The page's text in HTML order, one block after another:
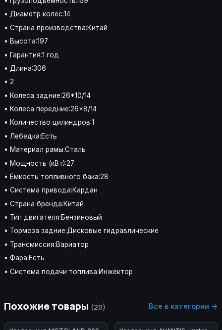
• Диаметр колес:14
• Страна производства:Китай
• Высота:197
• Гарантия:1 год
• Длина:306
• 2
• Колеса задние:26*10/14
• Колеса передние:26×8/14
• Количество цилиндров:1
• Лебедка:Есть
• Материал рамы:Сталь
• Мощность (кВт):27
• Ёмкость топливного бака:28
• Система привода:Кардан
• Страна бренда:Китай
• Тип двигателя:Бензиновый
• Тормоза задние:Дисковые гидравлические
• Трансмиссия:Вариатор
• Фара:Есть
• Система подачи топлива:Инжектор
Похожие товары (20) Все в категории →